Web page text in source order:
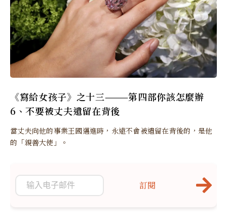
《寫給女孩子》之十三———第四部你該怎麼辦
6、不要被丈夫遺留在背後
當丈夫向他的事業王國邁進時，永遠不會被遺留在背後的，是他
的「親善大使」。
訂閱